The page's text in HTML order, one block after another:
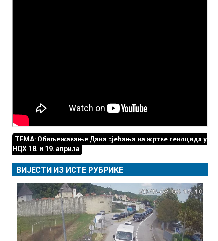
ТЕМА: Обиљежавање Дана сјећања на жртве геноцида у
НДХ 18. и 19. априла
ВИЈЕСТИ ИЗ ИСТЕ РУБРИКЕ